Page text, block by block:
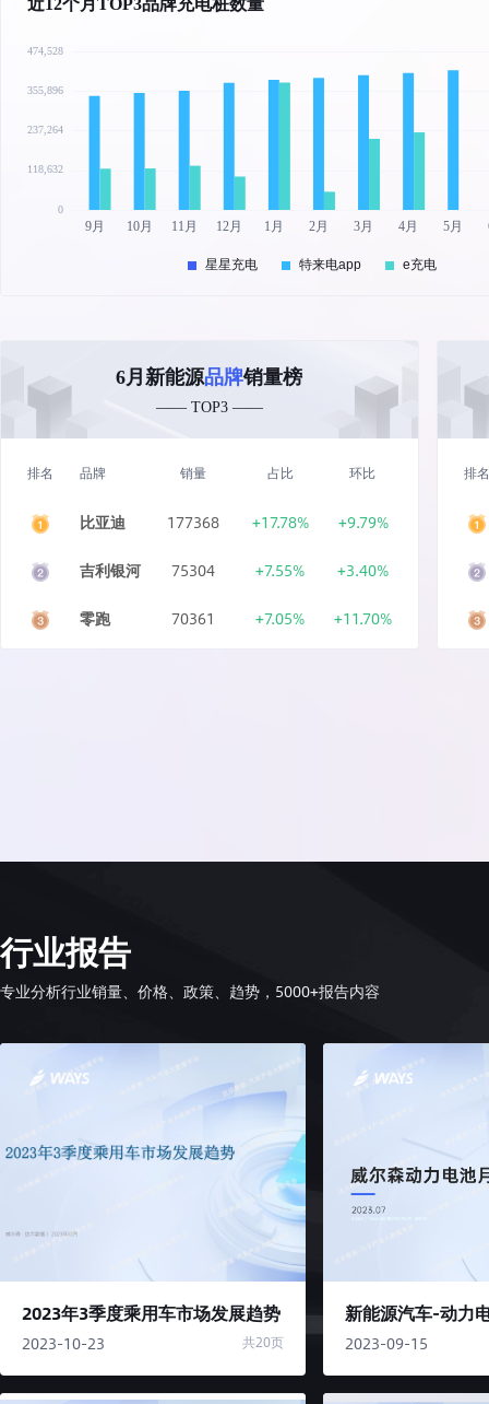
近12个月TOP3品牌充电桩数量
6月新能源品牌销量榜
—— TOP3 ——
排名 品牌 销量 占比 环比
比亚迪 177368 +17.78%
+9.79%
吉利银河
75304 +7.55%
+3.40%
零跑
70361 +7.05% +11.70%
排名
行业报告
专业分析行业销量、价格、政策、趋势，5000+报告内容
2023年3季度乘用车市场发展趋势
2023-10-23 共20页 2023-09-15